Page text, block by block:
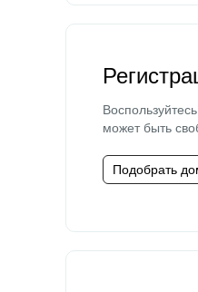
может быть
Подобрать